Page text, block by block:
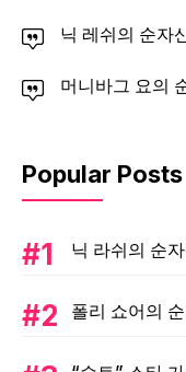
닉 레쉬의 순자
머니바그 요의
Popular Posts
닉 라쉬의 순
폴리 쇼어의